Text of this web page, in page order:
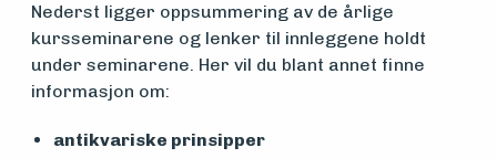
Nederst ligger oppsummering av de årlige
kursseminarene og lenker til innleggene holdt
under seminarene. Her vil du blant annet finne
informasjon om:
antikvariske prinsipper